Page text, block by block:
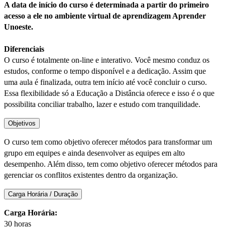
A data de início do curso é determinada a partir do primeiro
acesso a ele no ambiente virtual de aprendizagem Aprender
Unoeste.
Diferenciais
O curso é totalmente on-line e interativo. Você mesmo conduz os
estudos, conforme o tempo disponível e a dedicação. Assim que
uma aula é finalizada, outra tem início até você concluir o curso.
Essa flexibilidade só a Educação a Distância oferece e isso é o que
possibilita conciliar trabalho, lazer e estudo com tranquilidade.
Objetivos
O curso tem como objetivo oferecer métodos para transformar um
grupo em equipes e ainda desenvolver as equipes em alto
desempenho. Além disso, tem como objetivo oferecer métodos para
gerenciar os conflitos existentes dentro da organização.
Carga Horária / Duração
Carga Horária:
30 horas